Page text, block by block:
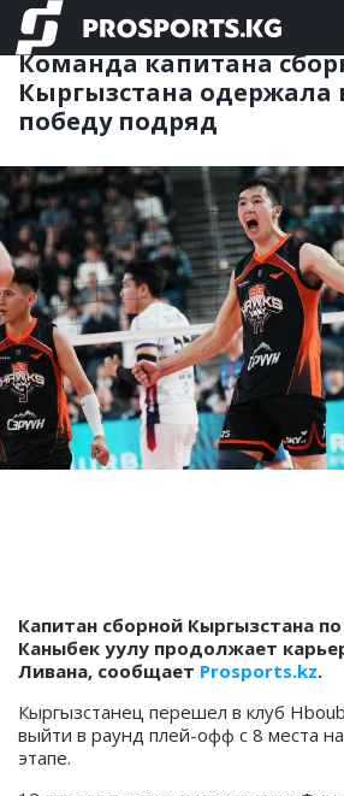
КОМАНДНЫЕ
Команда капитана
Кыргызстана одержала
победу подряд
Капитан сборной Кыргызстана
Каныбек уулу продолжает
Ливана, сообщает Prosports.kz.
Кыргызстанец перешел в клуб
выйти в раунд плей-офф с 8 места
этапе.